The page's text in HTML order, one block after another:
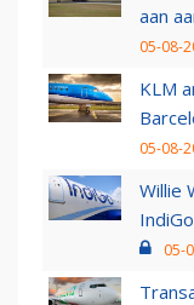
aan
05-08-
KLM
05-08-
Willie
05-